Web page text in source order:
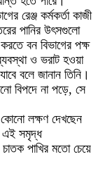
রেঞ্জ কর্মকর্তা কাজী
পানির উৎসগুলো
বন বিভাগের পক্ষ
ও ভরাট হওয়া
বলে জানান তিনি।
বিপদে না পড়ে, সে
কোনো লক্ষণ দেখছেন
এই সমৃদ্ধ
পাখির মতো চেয়ে